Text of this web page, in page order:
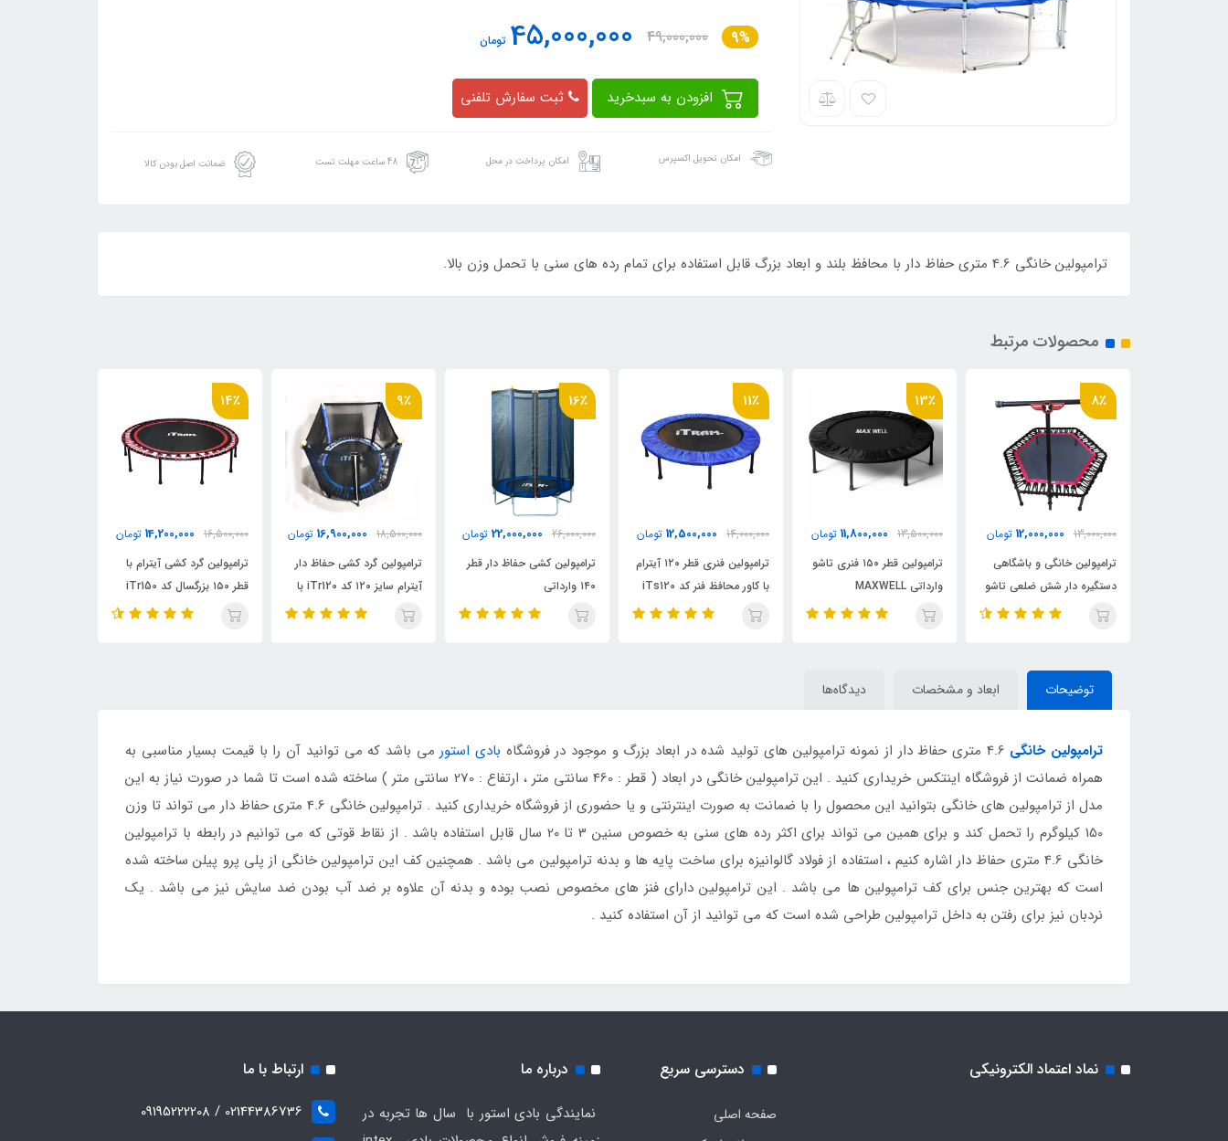
9%
49,000,000
45,000,000 تومان
ثبت سفارش تلفنی
امکان تحویل اکسپرس امکان پرداخت در محل 48 ساعت مهلت تست ضمانت اصل بودن کالا
ترامپولین خانگی 4.6 متری حفاظ دار با محافظ بلند و ابعاد بزرگ قابل استفاده برای تمام رده های سنی با تحمل وزن بالا.
محصولات مرتبط
8٪
13,000,000
12,000,000 تومان
ترامپولین خانگی و باشگاهی
دستگیره دار شش ضلعی تاشو
مکسول با قطر ۱۲۰
13٪
13,500,000
11,800,000 تومان
ترامپولین قطر ۱۵۰ فنری تاشو
وارداتی MAXWELL
11٪
14,000,000
12,500,000 تومان
ترامپولین فنری قطر ۱۲۰ آیترام
با کاور محافظ فنر کد iTs120
16٪
26,000,000
22,000,000 تومان
ترامپولین کشی حفاظ دار قطر
۱۴۰ وارداتی
9٪
18,500,000
16,900,000 تومان
ترامپولین گرد کشی حفاظ دار
آیترام سایز ۱۲۰ کد iTr120 با
توری محافظ
14٪
16,500,000
14,200,000 تومان
ترامپولین گرد کشی آیترام با
قطر ۱۵۰ بزرگسال کد iTr150
توضیحات ابعاد و مشخصات دیدگاه‌ها
ترامپولین خانگی بادی استور می باشد که می توانید آن را با قیمت بسیار مناسبی به
همراه ضمانت از فروشگاه اینتکس خریداری کنید . این ترامپولین خانگی در ابعاد ( قطر : 460 سانتی متر ، ارتفاع : 270 سانتی متر ) ساخته شده است تا شما در صورت نیاز به این
مدل از ترامپولین های خانگی بتوانید این محصول را با ضمانت به صورت اینترنتی و یا حضوری از فروشگاه خریداری کنید . ترامپولین خانگی 4.6 متری حفاظ دار می تواند تا وزن
150 کیلوگرم را تحمل کند و برای همین می تواند برای اکثر رده های سنی به خصوص سنین 3 تا 20 سال قابل استفاده باشد . از نقاط قوتی که می توانیم در رابطه با ترامپولین
خانگی 4.6 متری حفاظ دار اشاره کنیم ، استفاده از فولاد گالوانیزه برای ساخت پایه ها و بدنه ترامپولین می باشد . همچنین کف این ترامپولین خانگی از پلی پرو پیلن ساخته شده
است که بهترین جنس برای کف ترامپولین ها می باشد . این ترامپولین دارای فنز های مخصوص نصب بوده و بدنه آن علاوه بر ضد آب بودن ضد سایش نیز می باشد . یک
نردبان نیز برای رفتن به داخل ترامپولین طراحی شده است که می توانید از آن استفاده کنید .
نماد اعتماد الکترونیکی دسترسی سریع
صفحه اصلی
درباره ما
نمایندگی بادی استور با سال ها تجربه در
ارتباط با ما
02144386736 / 09195222208